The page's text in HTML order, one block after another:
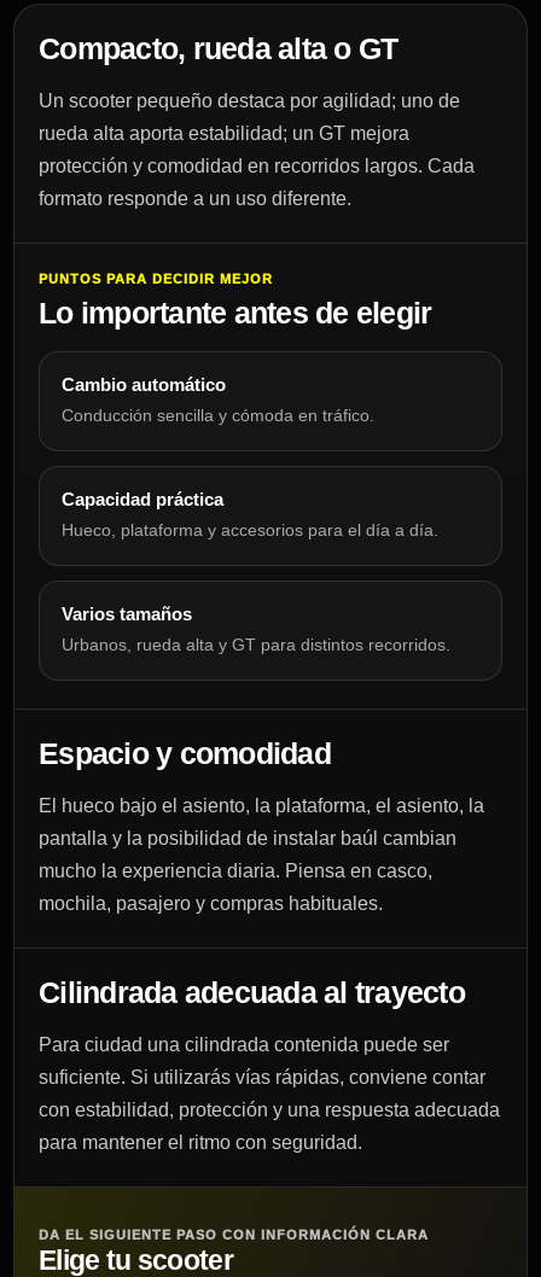
Compacto, rueda alta o GT
Un scooter pequeño destaca por agilidad; uno de
rueda alta aporta estabilidad; un GT mejora
protección y comodidad en recorridos largos. Cada
formato responde a un uso diferente.
PUNTOS PARA DECIDIR MEJOR
Lo importante antes de elegir
Cambio automático
Conducción sencilla y cómoda en tráfico.
Capacidad práctica
Hueco, plataforma y accesorios para el día a día.
Varios tamaños
Urbanos, rueda alta y GT para distintos recorridos.
Espacio y comodidad
El hueco bajo el asiento, la plataforma, el asiento, la
pantalla y la posibilidad de instalar baúl cambian
mucho la experiencia diaria. Piensa en casco,
mochila, pasajero y compras habituales.
Cilindrada adecuada al trayecto
Para ciudad una cilindrada contenida puede ser
suficiente. Si utilizarás vías rápidas, conviene contar
con estabilidad, protección y una respuesta adecuada
para mantener el ritmo con seguridad.
DA EL SIGUIENTE PASO CON INFORMACIÓN CLARA
Elige tu scooter